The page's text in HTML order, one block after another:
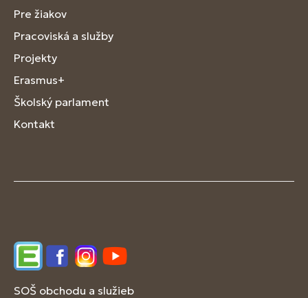
Pre žiakov
Pracoviská a služby
Projekty
Erasmus+
Školský parlament
Kontakt
EdupageFacebookInstagram
YouTube
SOŠ obchodu a služieb